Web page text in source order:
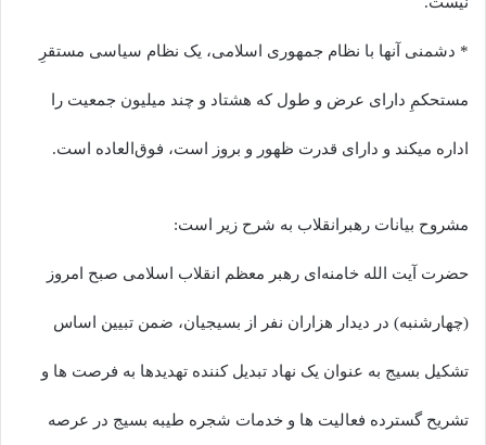
* دشمنی آنها با نظام جمهوری اسلامی، یک نظام سیاسی مستقرِ
مستحکمِ دارای عرض و طول که هشتاد و چند میلیون جمعیت را
اداره میکند و دارای قدرت ظهور و بروز است، ‌فوق‌العاده است.
مشروح بیانات رهبرانقلاب به شرح زیر است:
حضرت آیت الله خامنه‌ای رهبر معظم انقلاب اسلامی صبح امروز
(چهارشنبه) در دیدار هزاران نفر از بسیجیان، ضمن تبیین اساس
تشکیل بسیج به عنوان یک نهاد تبدیل کننده تهدیدها به فرصت ها و
تشریح گسترده فعالیت ها و خدمات شجره طیبه بسیج در عرصه